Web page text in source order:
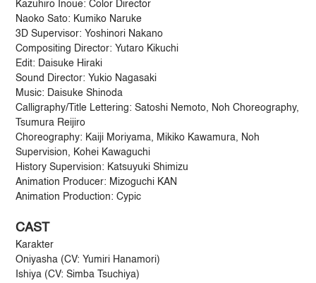
Kazuhiro Inoue: Color Director
Naoko Sato: Kumiko Naruke
3D Supervisor: Yoshinori Nakano
Compositing Director: Yutaro Kikuchi
Edit: Daisuke Hiraki
Sound Director: Yukio Nagasaki
Music: Daisuke Shinoda
Calligraphy/Title Lettering: Satoshi Nemoto, Noh Choreography,
Tsumura Reijiro
Choreography: Kaiji Moriyama, Mikiko Kawamura, Noh
Supervision, Kohei Kawaguchi
History Supervision: Katsuyuki Shimizu
Animation Producer: Mizoguchi KAN
Animation Production: Cypic
CAST
Karakter
Oniyasha (CV: Yumiri Hanamori)
Ishiya (CV: Simba Tsuchiya)